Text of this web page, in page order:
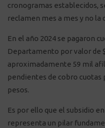
cronogramas establecidos,
reclamen mes a mes y no la
En el año 2024 se pagaron
Departamento por valor de
aproximadamente 59 mil
pendientes de cobro cuotas
pesos.
Es por ello que el subsidio
representa un pilar